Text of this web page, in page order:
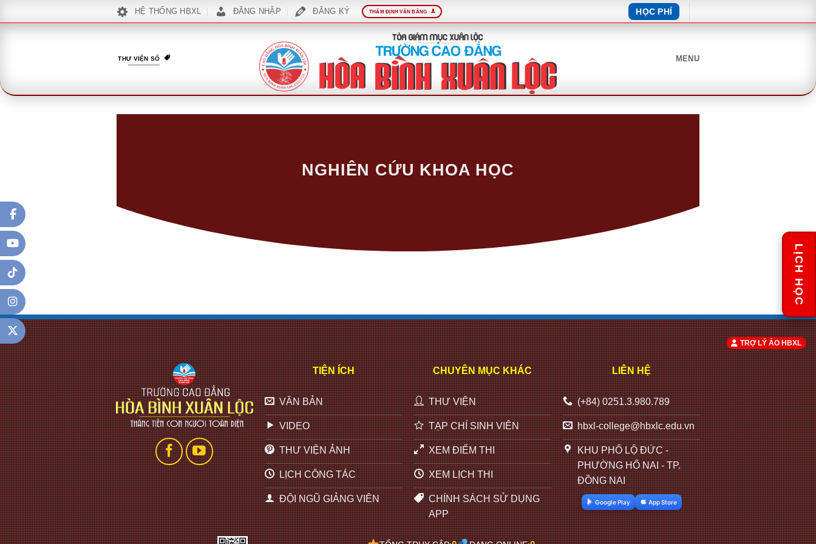
qua
HỆ THỐNG HBXL ĐĂNG NHẬP ĐĂNG KÝ THẨM ĐỊNH VĂN BẰNG HỌC PHÍ
THƯ VIỆN SỐ MENU
NGHIÊN CỨU KHOA HỌC
TIỆN ÍCH
VĂN BẢN
VIDEO
THƯ VIỆN ẢNH
LỊCH CÔNG TÁC
ĐỘI NGŨ GIẢNG VIÊN
CHUYÊN MỤC KHÁC
THƯ VIỆN
TẠP CHÍ SINH VIÊN
XEM ĐIỂM THI
XEM LỊCH THI
CHÍNH SÁCH SỬ DỤNG
APP
LIÊN HỆ
(+84) 0251.3.980.789
hbxl-college@hbxlc.edu.vn
KHU PHỐ LỘ ĐỨC -
PHƯỜNG HỐ NAI - TP.
ĐỒNG NAI
Google Play App Store
LỊCH HỌC
TRỢ LÝ ẢO HBXL